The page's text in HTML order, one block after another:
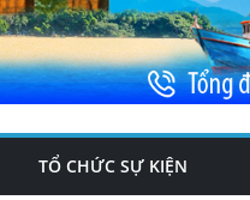
TỔ CHỨC SỰ KIỆN